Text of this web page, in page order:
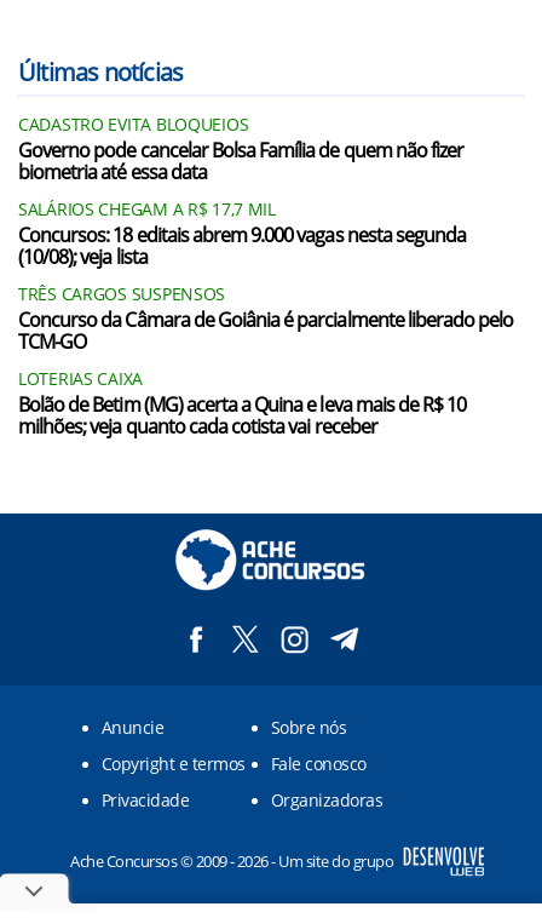
Últimas notícias
CADASTRO EVITA BLOQUEIOS
Governo pode cancelar Bolsa Família de quem não fizer
biometria até essa data
SALÁRIOS CHEGAM A R$ 17,7 MIL
Concursos: 18 editais abrem 9.000 vagas nesta segunda
(10/08); veja lista
TRÊS CARGOS SUSPENSOS
Concurso da Câmara de Goiânia é parcialmente liberado pelo
TCM-GO
LOTERIAS CAIXA
Bolão de Betim (MG) acerta a Quina e leva mais de R$ 10
milhões; veja quanto cada cotista vai receber
Anuncie
Sobre nós
Copyright e termos
Fale conosco
Privacidade
Organizadoras
Ache Concursos © 2009 - 2026 - Um site do grupo